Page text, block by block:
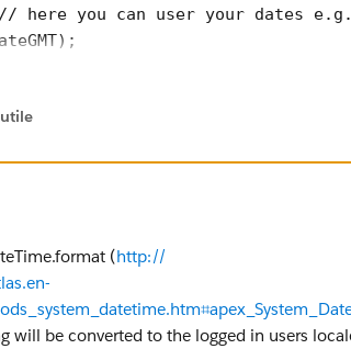
here you can user your dates
(http://​
will be converted to the logged in users